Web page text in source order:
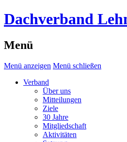
Dachverband
Menü
Menü anzeigen Menü schließen
Verband
Über uns
Mitteilungen
Ziele
30 Jahre
Mitgliedschaft
Aktivitäten